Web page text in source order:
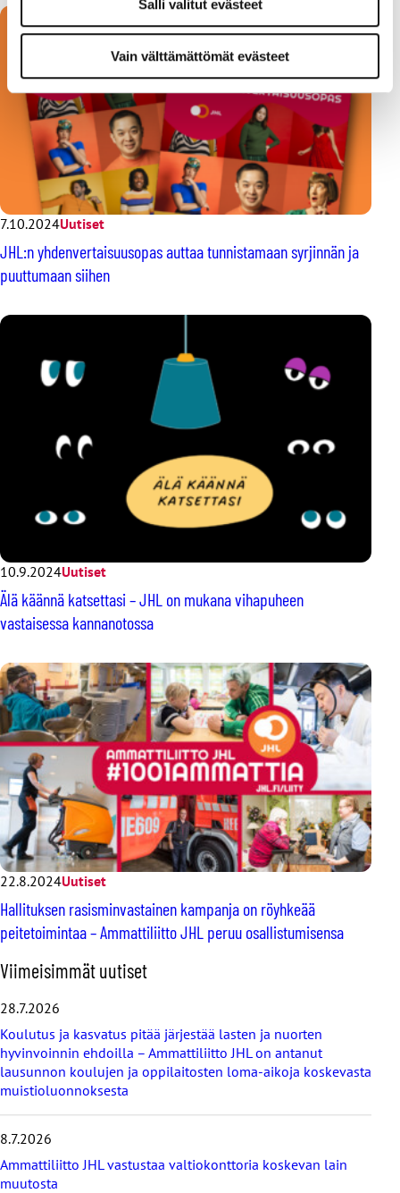
Salli valitut evästeet
Vain välttämättömät evästeet
7.10.2024Uutiset
JHL:n yhdenvertaisuusopas auttaa tunnistamaan syrjinnän ja
puuttumaan siihen
10.9.2024Uutiset
Älä käännä katsettasi – JHL on mukana vihapuheen
vastaisessa kannanotossa
22.8.2024Uutiset
Hallituksen rasisminvastainen kampanja on röyhkeää
peitetoimintaa – Ammattiliitto JHL peruu osallistumisensa
O
h
i
t
a
v
i
i
i
s
i
Viimeisimmät uutiset
28.7.2026
Koulutus ja kasvatus pitää järjestää lasten ja nuorten
hyvinvoinnin ehdoilla – Ammattiliitto JHL on antanut
lausunnon koulujen ja oppilaitosten loma-aikoja koskevasta
muistioluonnoksesta
8.7.2026
Ammattiliitto JHL vastustaa valtiokonttoria koskevan lain
muutosta